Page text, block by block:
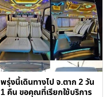
พรุ่งนี้เดินทางไป จ.ตาก 2 วัน
1 คืน ขอคุณที่เรียกใช้บริการ